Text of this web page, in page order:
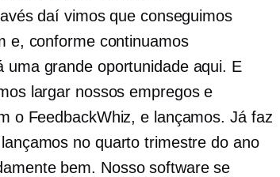
daí vimos que conseguimos
e, conforme continuamos
uma grande oportunidade aqui. E
largar nossos empregos e
o FeedbackWhiz, e lançamos. Já faz
no quarto trimestre do ano
bem. Nosso software se